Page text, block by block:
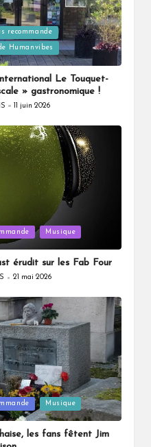
recommande
Humanvibes
Le Touquet-
» gastronomique !
11 juin 2026
Musique
érudit sur les Fab Four
21 mai 2026
Musique
les fans fêtent Jim